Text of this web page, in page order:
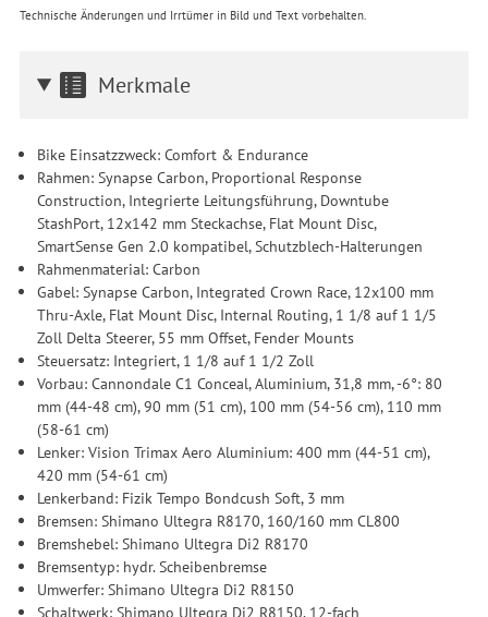
Technische Änderungen und Irrtümer in Bild und Text vorbehalten.
Merkmale
Bike Einsatzzweck: Comfort & Endurance
Rahmen: Synapse Carbon, Proportional Response
Construction, Integrierte Leitungsführung, Downtube
StashPort, 12x142 mm Steckachse, Flat Mount Disc,
SmartSense Gen 2.0 kompatibel, Schutzblech-Halterungen
Rahmenmaterial: Carbon
Gabel: Synapse Carbon, Integrated Crown Race, 12x100 mm
Thru-Axle, Flat Mount Disc, Internal Routing, 1 1/8 auf 1 1/5
Zoll Delta Steerer, 55 mm Offset, Fender Mounts
Steuersatz: Integriert, 1 1/8 auf 1 1/2 Zoll
Vorbau: Cannondale C1 Conceal, Aluminium, 31,8 mm, -6°: 80
mm (44-48 cm), 90 mm (51 cm), 100 mm (54-56 cm), 110 mm
(58-61 cm)
Lenker: Vision Trimax Aero Aluminium: 400 mm (44-51 cm),
420 mm (54-61 cm)
Lenkerband: Fizik Tempo Bondcush Soft, 3 mm
Bremsen: Shimano Ultegra R8170, 160/160 mm CL800
Bremshebel: Shimano Ultegra Di2 R8170
Bremsentyp: hydr. Scheibenbremse
Umwerfer: Shimano Ultegra Di2 R8150
Schaltwerk: Shimano Ultegra Di2 R8150, 12-fach